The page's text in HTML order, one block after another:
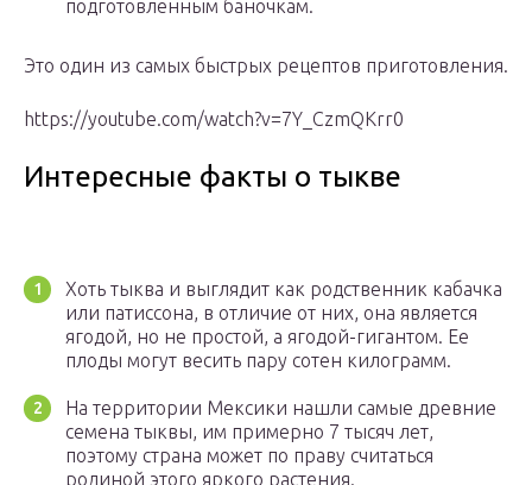
подготовленным баночкам.
Это один из самых быстрых рецептов приготовления.
https://youtube.com/watch?v=7Y_CzmQKrr0
Интересные факты о тыкве
Хоть тыква и выглядит как родственник кабачка
или патиссона, в отличие от них, она является
ягодой, но не простой, а ягодой-гигантом. Ее
плоды могут весить пару сотен килограмм.
На территории Мексики нашли самые древние
семена тыквы, им примерно 7 тысяч лет,
поэтому страна может по праву считаться
родиной этого яркого растения.